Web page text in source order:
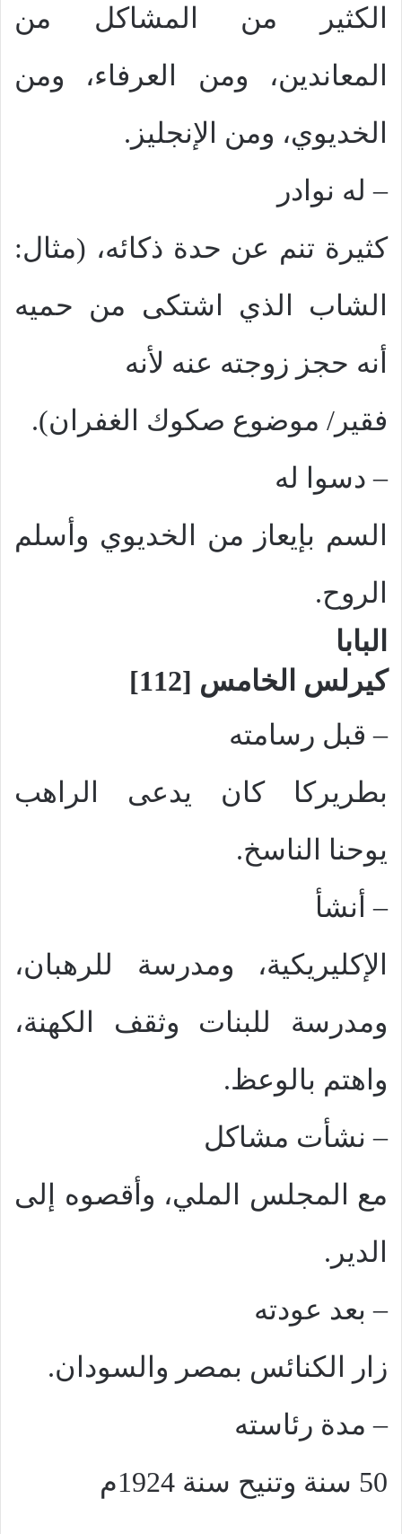
الكثير من المشاكل من
المعاندين، ومن العرفاء، ومن
الخديوي، ومن الإنجليز.
–له نوادر
كثيرة تنم عن حدة ذكائه، (مثال:
الشاب الذي اشتكى من حميه
أنه حجز زوجته عنه لأنه
فقير/ موضوع صكوك الغفران).
–دسوا له
السم بإيعاز من الخديوي وأسلم
الروح.
البابا
كيرلس الخامس [112]
–قبل رسامته
بطريركا كان يدعى الراهب
يوحنا الناسخ.
–أنشأ
الإكليريكية، ومدرسة للرهبان،
ومدرسة للبنات وثقف الكهنة،
واهتم بالوعظ.
–نشأت مشاكل
مع المجلس الملي، وأقصوه إلى
الدير.
–بعد عودته
زار الكنائس بمصر والسودان.
–مدة رئاسته
50 سنة وتنيح سنة 1924م